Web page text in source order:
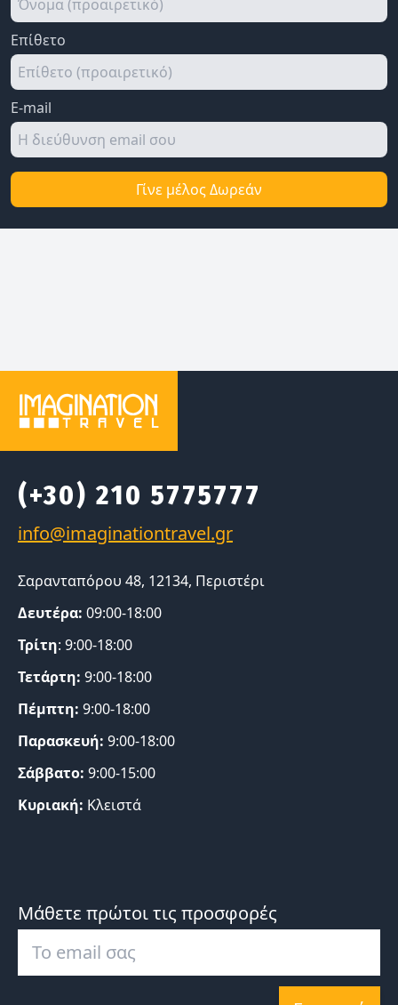
Επίθετο
E-mail
Γίνε μέλος Δωρεάν
(+30) 210 5775777
Σαρανταπόρου 48, 12134, Περιστέρι
Δευτέρα: 09:00-18:00
Τρίτη: 9:00-18:00
Τετάρτη: 9:00-18:00
Πέμπτη: 9:00-18:00
Παρασκευή: 9:00-18:00
Σάββατο: 9:00-15:00
Κυριακή: Κλειστά
Μάθετε πρώτοι τις προσφορές